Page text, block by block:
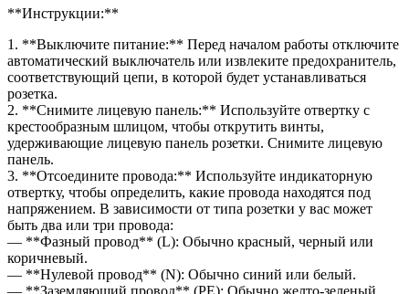
**Инструкции:**
1. **Выключите питание:** Перед началом работы отключите
автоматический выключатель или извлеките предохранитель,
соответствующий цепи, в которой будет устанавливаться
розетка.
2. **Снимите лицевую панель:** Используйте отвертку с
крестообразным шлицом, чтобы открутить винты,
удерживающие лицевую панель розетки. Снимите лицевую
панель.
3. **Отсоедините провода:** Используйте индикаторную
отвертку, чтобы определить, какие провода находятся под
напряжением. В зависимости от типа розетки у вас может
быть два или три провода:
— **Фазный провод** (L): Обычно красный, черный или
коричневый.
— **Нулевой провод** (N): Обычно синий или белый.
— **Заземляющий провод** (PE): Обычно желто-зеленый.